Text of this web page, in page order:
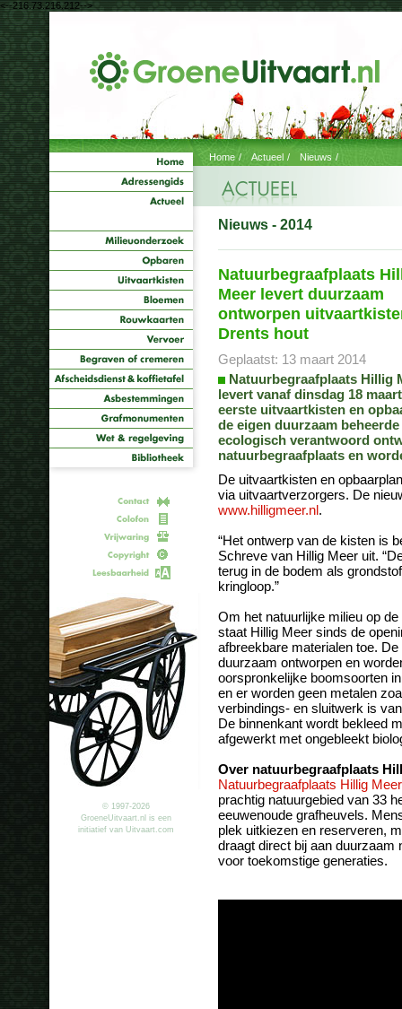
<--216.73.216.212-->
© 1997-2026
GroeneUitvaart.nl is een
initiatief van Uitvaart.com
Home / Actueel / Nieuws /
Nieuws - 2014
Natuurbegraafplaats
Meer levert duurzaam
ontworpen
Drents hout
Geplaatst: 13 maart 2014
Natuurbegraafplaats Hillig
levert vanaf dinsdag 18
eerste uitvaartkisten en
de eigen duurzaam
ecologisch verantwoord
natuurbegraafplaats en
De uitvaartkisten en
via uitvaartverzorgers. De
www.hilligmeer.nl .
“Het ontwerp van de kisten is
Schreve van Hillig Meer uit.
terug in de bodem als
kringloop.”
Om het natuurlijke milieu op
staat Hillig Meer sinds de
afbreekbare materialen toe.
duurzaam ontworpen en
oorspronkelijke boomsoorten
en er worden geen metalen
verbindings- en sluitwerk is
De binnenkant wordt bekleed
afgewerkt met ongebleekt
Over natuurbegraafplaats
Natuurbegraafplaats Hillig Meer
prachtig natuurgebied van 33
eeuwenoude grafheuvels.
plek uitkiezen en reserveren,
draagt direct bij aan duurzaam
voor toekomstige generaties.